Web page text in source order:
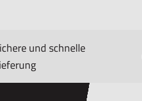
und schnelle